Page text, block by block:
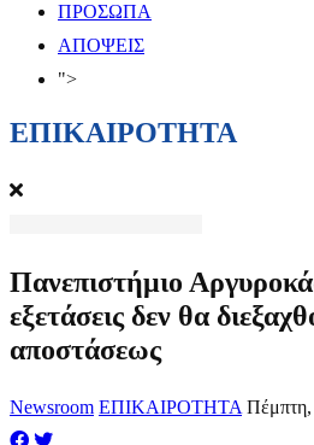
ΠΡΟΣΩΠΑ
ΑΠΟΨΕΙΣ
">
ΕΠΙΚΑΙΡΟΤΗΤΑ
Πανεπιστήμιο
εξετάσεις δεν θα
αποστάσεως
Newsroom ΕΠΙΚΑΙΡΟΤΗΤΑ Πέμπτη,